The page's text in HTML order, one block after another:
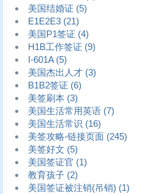
美国结婚证 (5)
E1E2E3 (21)
美国P1签证 (4)
H1B工作签证 (9)
I-601A(5)
美国杰出人才 (3)
B1B2签证 (6)
美签刷本 (3)
美国生活常用英语 (7)
美国生活常识 (16)
美签攻略-链接页面 (245)
美签好文 (5)
美国签证官 (1)
教育孩子 (2)
美国签证被注销(吊销) (1)